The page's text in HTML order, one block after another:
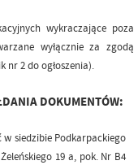
wykraczające poza
wyłącznie za zgodą
nr 2 do ogłoszenia).
DOKUMENTÓW:
siedzibie Podkarpackiego
19 a, pok. Nr B4